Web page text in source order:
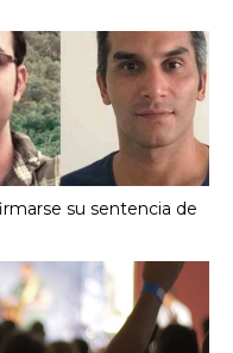
su sentencia de